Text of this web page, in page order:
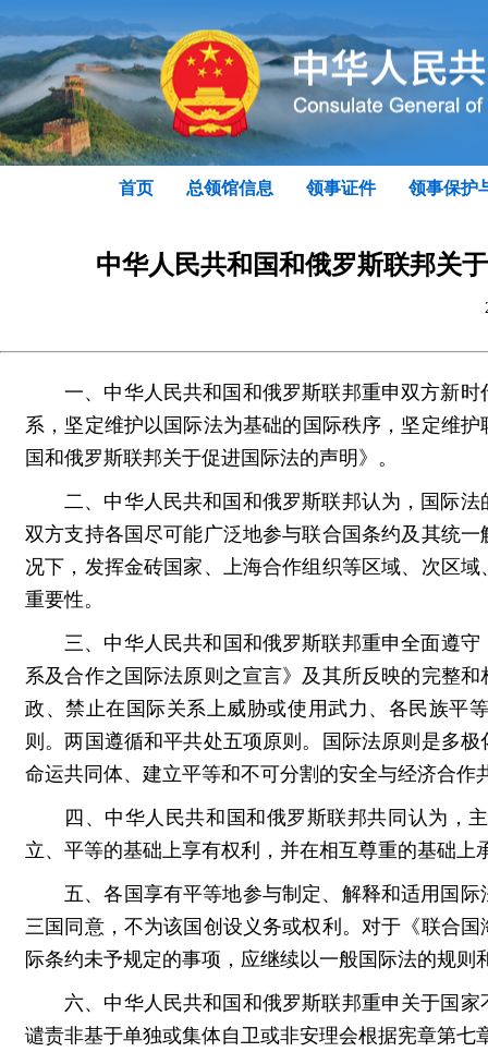
首页 总领馆信息 领事证件 领事保护
中华人民共和国和俄罗斯联邦关
一、中华人民共和国和俄罗斯联邦重申双方新
系，坚定维护以国际法为基础的国际秩序，坚定维
国和俄罗斯联邦关于促进国际法的声明》。
二、中华人民共和国和俄罗斯联邦认为，国际
双方支持各国尽可能广泛地参与联合国条约及其统
况下，发挥金砖国家、上海合作组织等区域、次区
重要性。
三、中华人民共和国和俄罗斯联邦重申全面遵
系及合作之国际法原则之宣言》及其所反映的完整
政、禁止在国际关系上威胁或使用武力、各民族平
则。两国遵循和平共处五项原则。国际法原则是多
命运共同体、建立平等和不可分割的安全与经济合作
四、中华人民共和国和俄罗斯联邦共同认为，
立、平等的基础上享有权利，并在相互尊重的基础上
五、各国享有平等地参与制定、解释和适用国
三国同意，不为该国创设义务或权利。对于《联合
际条约未予规定的事项，应继续以一般国际法的规则
六、中华人民共和国和俄罗斯联邦重申关于国
谴责非基于单独或集体自卫或非安理会根据宪章第七